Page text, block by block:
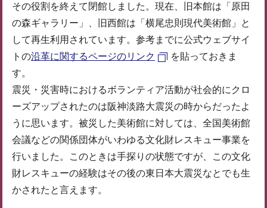
その役割を終えて閉館しました。現在、旧本館は「原田
の森ギャラリー」、旧西館は「横尾忠則現代美術館」と
して再生利用されています。参考までに公式ウェブサイ
トの沿革に関するページのリンク
を貼っておきま
す。
震災・災害時におけるボランティア活動が社会的にクロ
ーズアップされたのは阪神淡路大震災の時からだったよ
うに思います。被災した美術館に対しては、全国美術館
会議などの関係団体がいわゆる文化財レスキュー事業を
行いました。このときは手探りの状態ですが、この文化
財レスキューの経験はその後の東日本大震災なとでも生
かされたと言えます。